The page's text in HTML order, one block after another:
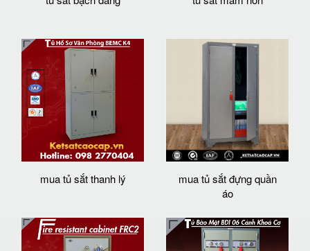
mua tủ sắt thanh lý
mua tủ sắt đựng quần
áo